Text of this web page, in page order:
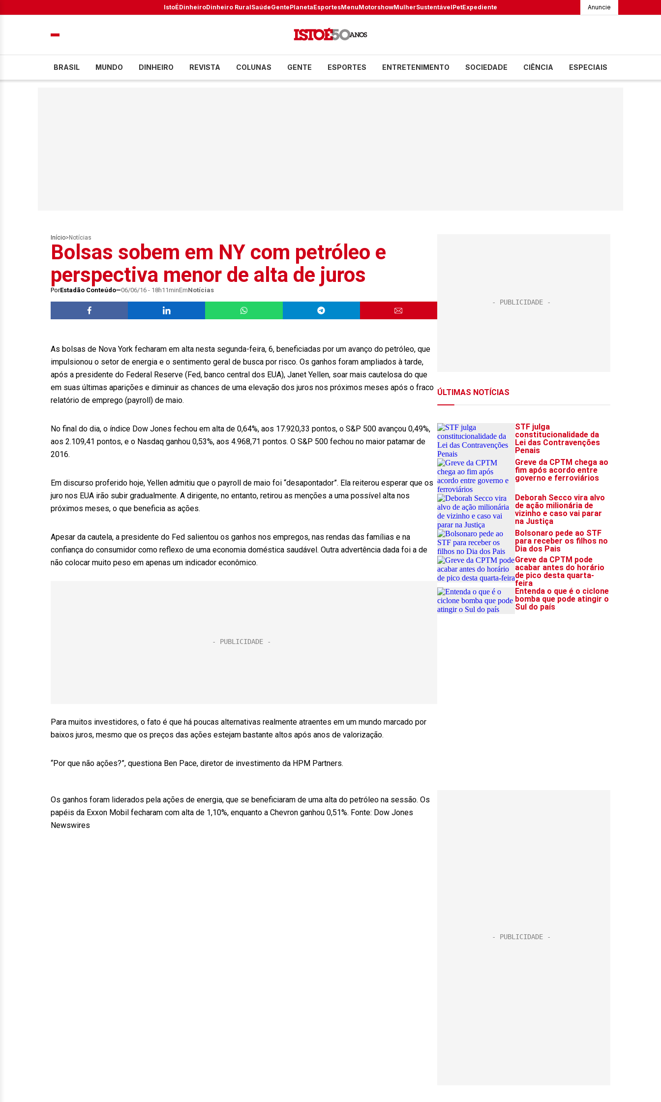
IstoÉDinheiroDinheiro RuralSaúdeGentePlanetaEsportesMenuMotorshowMulherSustentávelPetExpediente Anuncie
BRASIL MUNDO DINHEIRO REVISTA COLUNAS GENTE ESPORTES ENTRETENIMENTO SOCIEDADE CIÊNCIA ESPECIAIS
Início> Notícias
Bolsas sobem em NY com petróleo e
perspectiva menor de alta de juros
PorEstadão Conteúdo 06/06/16 - 18h11minEmNotícias
As bolsas de Nova York fecharam em alta nesta segunda-feira, 6, beneficiadas por um avanço do petróleo, que
impulsionou o setor de energia e o sentimento geral de busca por risco. Os ganhos foram ampliados à tarde,
após a presidente do Federal Reserve (Fed, banco central dos EUA), Janet Yellen, soar mais cautelosa do que
em suas últimas aparições e diminuir as chances de uma elevação dos juros nos próximos meses após o fraco
relatório de emprego (payroll) de maio.
No final do dia, o índice Dow Jones fechou em alta de 0,64%, aos 17.920,33 pontos, o S&P 500 avançou 0,49%,
aos 2.109,41 pontos, e o Nasdaq ganhou 0,53%, aos 4.968,71 pontos. O S&P 500 fechou no maior patamar de
2016.
Em discurso proferido hoje, Yellen admitiu que o payroll de maio foi “desapontador”. Ela reiterou esperar que os
juro nos EUA irão subir gradualmente. A dirigente, no entanto, retirou as menções a uma possível alta nos
próximos meses, o que beneficia as ações.
Apesar da cautela, a presidente do Fed salientou os ganhos nos empregos, nas rendas das famílias e na
confiança do consumidor como reflexo de uma economia doméstica saudável. Outra advertência dada foi a de
não colocar muito peso em apenas um indicador econômico.
Para muitos investidores, o fato é que há poucas alternativas realmente atraentes em um mundo marcado por
baixos juros, mesmo que os preços das ações estejam bastante altos após anos de valorização.
“Por que não ações?”, questiona Ben Pace, diretor de investimento da HPM Partners.
Os ganhos foram liderados pela ações de energia, que se beneficiaram de uma alta do petróleo na sessão. Os
papéis da Exxon Mobil fecharam com alta de 1,10%, enquanto a Chevron ganhou 0,51%. Fonte: Dow Jones
Newswires